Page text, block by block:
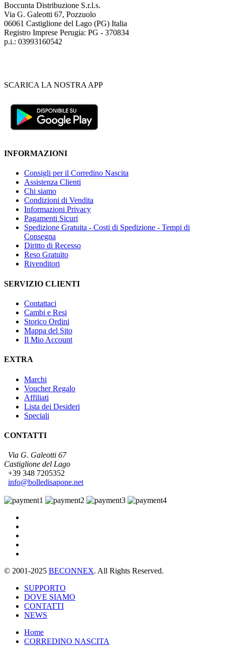
Boccunta Distribuzione S.r.l.s.
Via G. Galeotti 67, Pozzuolo
06061 Castiglione del Lago (PG) Italia
Registro Imprese Perugia: PG - 370834
p.i.: 03993160542
SCARICA LA NOSTRA APP
INFORMAZIONI
Consigli per il Corredino Nascita
Assistenza Clienti
Chi siamo
Condizioni di Vendita
Informazioni Privacy
Pagamenti Sicuri
Spedizione Gratuita - Costi di Spedizione - Tempi di
Consegna
Diritto di Recesso
Reso Gratuito
Rivenditori
SERVIZIO CLIENTI
Contattaci
Cambi e Resi
Storico Ordini
Mappa del Sito
Il Mio Account
EXTRA
Marchi
Voucher Regalo
Affiliati
Lista dei Desideri
Speciali
CONTATTI
Via G. Galeotti 67
Castiglione del Lago
+39 348 7205352
info@bolledisapone.net
© 2001-2025 BECONNEX. All Rights Reserved.
SUPPORTO
DOVE SIAMO
CONTATTI
NEWS
Home
CORREDINO NASCITA